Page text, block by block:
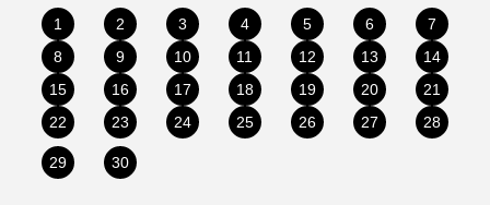
1 2 3 4 5 6
7
8
9 10 11 12 13
14
15
16 17 18 19 20
21
22
23 24 25 26 27 28
29 30